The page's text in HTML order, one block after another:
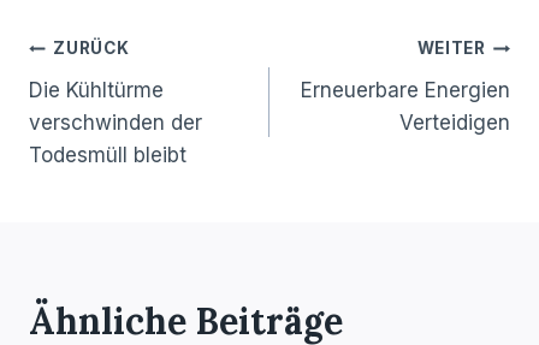
Beitragsnavigation
ZURÜCK
Die Kühltürme
verschwinden der
Todesmüll bleibt
WEITER
Erneuerbare Energien
Verteidigen
Ähnliche Beiträge